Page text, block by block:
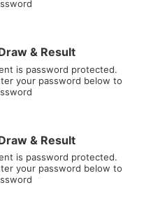
& Result
is password protected.
your password below to
& Result
is password protected.
your password below to